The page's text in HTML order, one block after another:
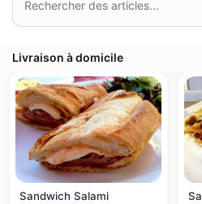
Livraison à domicile
Sandwich Salami